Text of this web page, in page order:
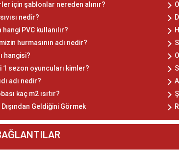
için şablonlar nereden alınır?
nedir?
PVC kullanılır?
hurmasının adı nedir?
hangisi?
1 sezon oyuncuları kimler?
adı nedir?
kaç m2 ısıtır?
Geldiğini Görmek